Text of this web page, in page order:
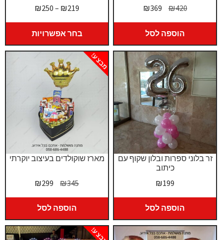
₪219
–
₪250
מחירים:
עד
בחר אפשרויות
₪420
המחיר
המקורי
היה:
₪420.
₪369
הנוכחי
₪369.
הוספה לסל
מארז שוקולדים בעיצוב יוקרתי
מבצע!
₪345
המחיר
היה:
₪345.
₪299
המחיר
₪299.
הוספה לסל
זר בלוני ספרות ובלון שקוף עם
כיתוב
₪199
הוספה לסל
מבצע!